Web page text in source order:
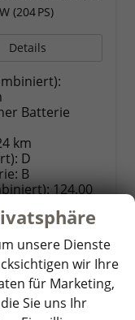
(204 PS)
Details
Batterie
km
D
B
124,00
unsere Dienste
wir Ihre
für Marketing,
Sie uns Ihr